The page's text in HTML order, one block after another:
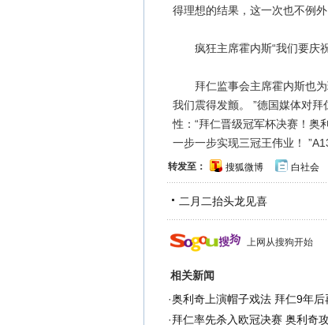
得理想的结果，这一次也不例
疯狂主席霍内斯“我们要庆
拜仁监事会主席霍内斯也为
我们震得发颤。 ”德国媒体对
性：“拜仁晋级冠军杯决赛！奥
一步一步实现三冠王伟业！
转发至： 搜狐微博 白社会
二月二抬头龙见喜
上网从搜狗开始
相关新闻
·奥利奇上演帽子戏法 拜仁9年
·拜仁率先杀入欧冠决赛 奥利奇